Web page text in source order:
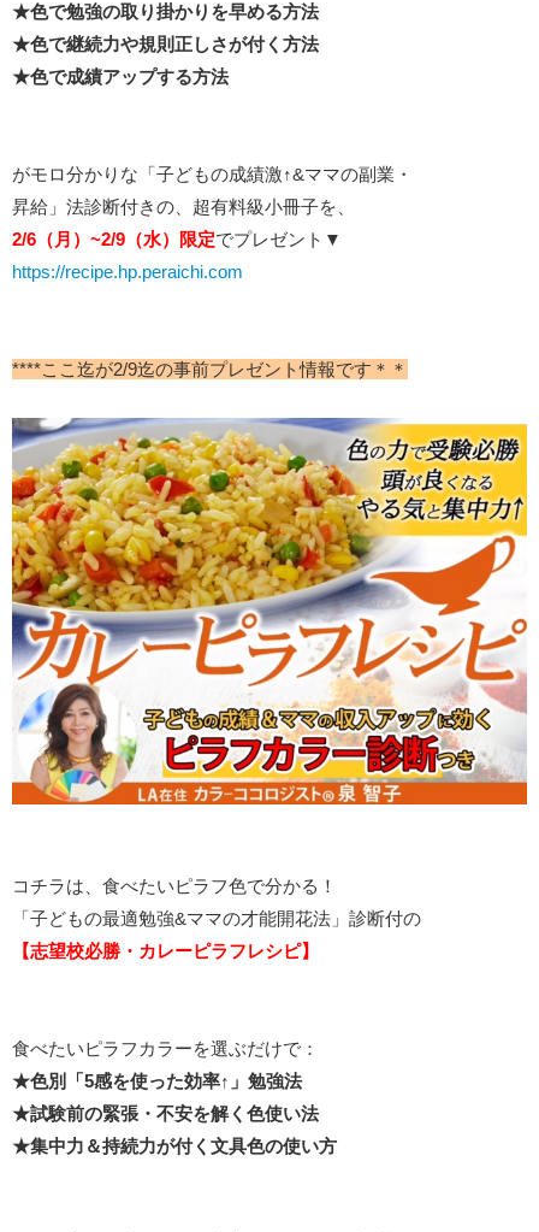
★色で勉強の取り掛かりを早める方法
★色で継続力や規則正しさが付く方法
★色で成績アップする方法
がモロ分かりな「子どもの成績激↑&ママの副業・
昇給」法診断付きの、超有料級小冊子を、
2/6（月）~2/9（水）限定でプレゼント▼
https://recipe.hp.peraichi.com
****ここ迄が2/9迄の事前プレゼント情報です＊＊
コチラは、食べたいピラフ色で分かる！
「子どもの最適勉強&ママの才能開花法」診断付の
【志望校必勝・カレーピラフレシピ】
食べたいピラフカラーを選ぶだけで：
★色別「5感を使った効率↑」勉強法
★試験前の緊張・不安を解く色使い法
★集中力＆持続力が付く文具色の使い方